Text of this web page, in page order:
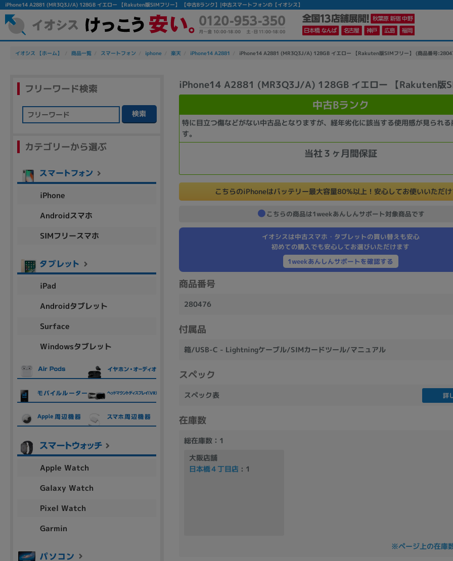
iPhone14 A2881 (MR3Q3J/A) 128GB イエロー 【Rakuten版SIMフリー】 【中古Bランク】|中古スマートフォンの【イオシス】
イオシス 【ホーム】 商品一覧 スマートフォン iphone 楽天 iPhone14 A2881 iPhone14 A2881 (MR3Q3J/A) 128GB イエロー 【Rakuten版SIMフリー】 (商品番号
iPhone14 A2881 (MR3Q3J/A) 128GB イエロー 【Rakuten版
中古Bランク
特に目立つ傷などがない中古品となりますが、経年劣化に該当する使用感が見られ
す。
当社３ヶ月間保証
こちらのiPhoneはバッテリー最大容量80%以上！安心してお使いいただ
こちらの商品は1weekあんしんサポート対象商品です
イオシスは中古スマホ・タブレットの買い替えも安心
初めての購入でも安心してお選びいただけます
1weekあんしんサポートを確認する
商品番号
280476
付属品
箱/USB-C - Lightningケーブル/SIMカードツール/マニュアル
スペック
スペック表 詳
在庫数
総在庫数：1
大阪店舗
日本橋４丁目店 : 1
※ページ上の在庫
フリーワード検索
検索
カテゴリーから選ぶ
iPhone
Androidスマホ
SIMフリースマホ
iPad
Androidタブレット
Surface
Windowsタブレット
Apple Watch
Galaxy Watch
Pixel Watch
Garmin
かんたんパソコン検索に切り替える
除外ワード
人気の検索ワード：Let's note EliteBook
カテゴリー
ノートPC デスクPC
商品シリーズ名・ブランド名の絞り込み。
aspire Inspiron
製造、販売メーカーの絞り込み
Apple SONY TOSHIBA
Asus HP
商品の搭載機能による絞り込み
Webカメラ内蔵 BD−R BD-ROM
ランク
商品状態の絞り込み
新品/未使用 中古 新品 Aランク Bランク